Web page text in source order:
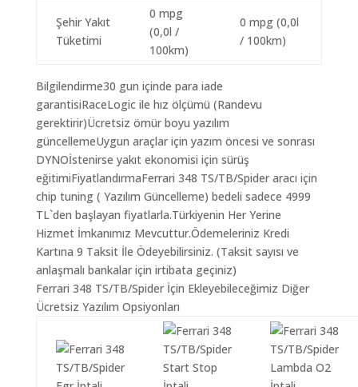
Şehir Yakıt
Tüketimi
0 mpg
(0,0l /
100km)
0 mpg (0,0l
/ 100km)
Bilgilendirme30 gun içinde para iade
garantisiRaceLogic ile hız ölçümü (Randevu
gerektirir)Ücretsiz ömür boyu yazılım
güncellemeUygun araçlar için yazım öncesi ve sonrası
DYNOİstenirse yakıt ekonomisi için sürüş
eğitimiFiyatlandırmaFerrari 348 TS/TB/Spider aracı için
chip tuning ( Yazılım Güncelleme) bedeli sadece 4999
TL`den başlayan fiyatlarla.Türkiyenin Her Yerine
Hizmet İmkanımız Mevcuttur.Ödemeleriniz Kredi
Kartına 9 Taksit İle Ödeyebilirsiniz. (Taksit sayısı ve
anlaşmalı bankalar için irtibata geçiniz)
Ferrari 348 TS/TB/Spider İçin Ekleyebileceğimiz Diğer
Ücretsiz Yazılım Opsiyonları